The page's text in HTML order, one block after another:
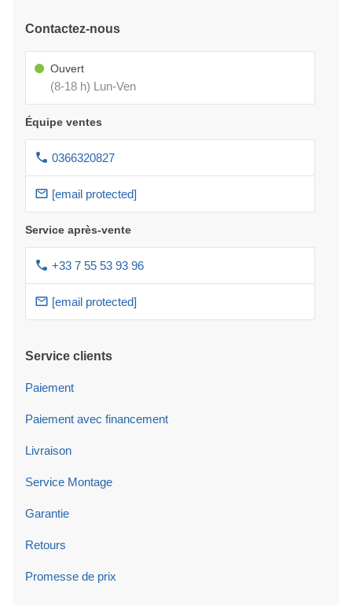
Contactez-nous
Ouvert
(8-18 h) Lun-Ven
Équipe ventes
0366320827
[email protected]
Service après-vente
+33 7 55 53 93 96
[email protected]
Service clients
Paiement
Paiement avec financement
Livraison
Service Montage
Garantie
Retours
Promesse de prix